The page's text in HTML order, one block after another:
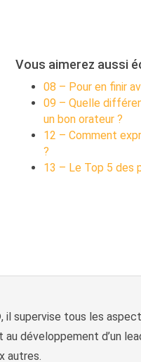
Vous aimerez aussi
08 – Pour en finir
09 – Quelle
un bon orateur ?
12 – Comment
?
13 – Le Top 5 des
il supervise tous les
développement d’un
autres.